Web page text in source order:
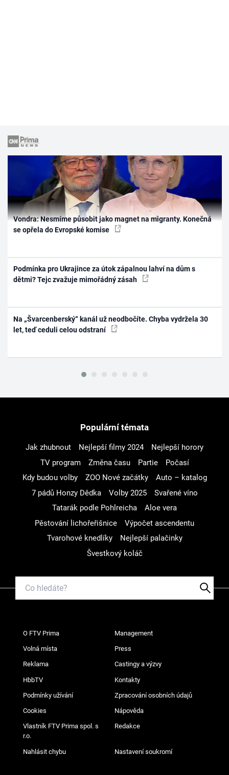
Vondra: Nesmíme působit jako magnet na migranty. Konečná
se opřela do Evropské komise
Podmínka pro Ukrajince za útok zápalnou lahví na dům s
dětmi? Tejc zvažuje mimořádný zásah
Na „Švarcenberský“ kanál už neodbočíte. Chyba vydržela 30
let, teď ceduli celou odstraní
Populární témata
Jak zhubnout Nejlepší filmy 2024
Nejlepší horory
TV program
Změna času Partie
Počasí
Kdy budou volby
ZOO Nové začátky
Auto – katalog
7 pádů Honzy Dědka
Volby 2025
Svařené víno
Tatarák podle Pohlreicha
Aloe vera
Pěstování lichořeřišnice
Výpočet ascendentu
Tvarohové knedlíky
Nejlepší palačinky
Švestkový koláč
O FTV Prima Management
Volná místa Press
Reklama Castingy a výzvy
HbbTV Kontakty
Podmínky užívání Zpracování osobních údajů
Cookies Nápověda
Vlastník FTV Prima spol. s
r.o.
Redakce
Nahlásit chybu Nastavení soukromí